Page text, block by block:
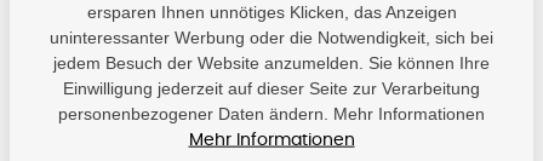
Producer
Epson - Epson Europe
B.V.; Hoogoorddreef 5,
1101 BA Amsterdam,
NL; info@epson.nl
ersparen Ihnen unnötiges Klicken, das Anzeigen
uninteressanter Werbung oder die Notwendigkeit, sich bei
jedem Besuch der Website anzumelden. Sie können Ihre
Einwilligung jederzeit auf dieser Seite zur Verarbeitung
personenbezogener Daten ändern. Mehr Informationen
Mehr Informationen